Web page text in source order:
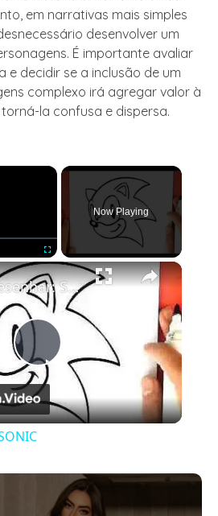
em narrativas mais simples
desenvolver um
É importante avaliar
e decidir se a inclusão de um
complexo irá agregar valor à
la confusa e dispersa.
×
Fullscreen
Now Playing
×
Play
Video
Como desenhar: SONIC